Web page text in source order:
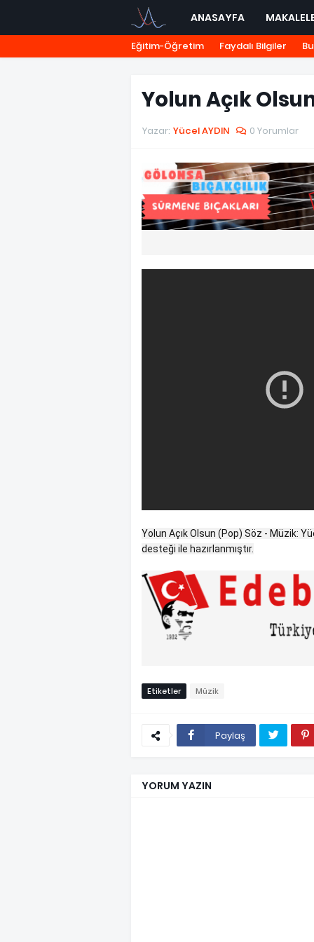
ANASAYFA
Eğitim-Öğretim Faydalı Bilgiler
Yolun Açık
Yazar: Yücel AYDIN 0 Yorumlar
Yolun Açık Olsun (Pop) Söz - Müzik:
desteği ile hazırlanmıştır.
Etiketler Müzik
Paylaş
YORUM YAZIN